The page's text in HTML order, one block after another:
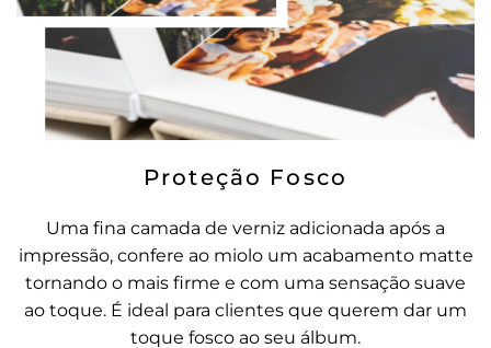
Proteção Fosco
Uma fina camada de verniz adicionada após a
impressão, confere ao miolo um acabamento matte
tornando o mais firme e com uma sensação suave
ao toque. É ideal para clientes que querem dar um
toque fosco ao seu álbum.